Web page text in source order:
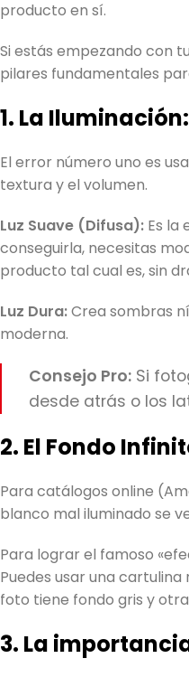
producto en sí.
Si estás empezando con
pilares fundamentales
1. La
El error número uno es
textura y el volumen.
Luz Suave (Difusa): Es la
conseguirla, necesitas
producto tal cual es, sin
Luz Dura:Crea sombras
moderna.
Consejo Pro: Si
desde atrás o los
2. El Fondo
Para catálogos online
blanco mal iluminado se
Para lograr el famoso
Puedes usar una
foto tiene fondo gris y
3. La